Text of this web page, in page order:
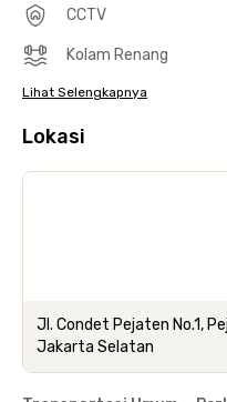
CCTV
Kolam Renang
Lihat Selengkapnya
Lokasi
Jl. Condet Pejaten No.1,
Jakarta Selatan